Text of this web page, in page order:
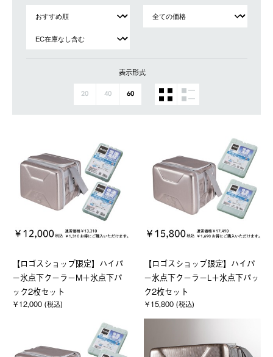
表示形式
20 40 60
【ロゴスショップ限定】ハイパ
ー氷点下クーラーM＋氷点下パ
ック2枚セット
￥12,000 (税込)
【ロゴスショップ限定】ハイパ
ー氷点下クーラーL＋氷点下パッ
ク2枚セット
￥15,800 (税込)